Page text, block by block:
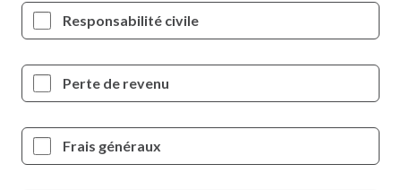
Responsabilité civile
Perte de revenu
Frais généraux